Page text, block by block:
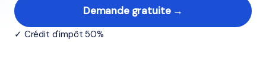
Demande gratuite →
✓ Crédit d'impôt 50%